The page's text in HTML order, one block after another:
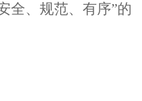
全、规范、有序”的